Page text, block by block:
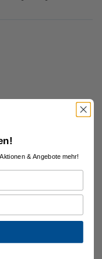
& Angebote mehr!